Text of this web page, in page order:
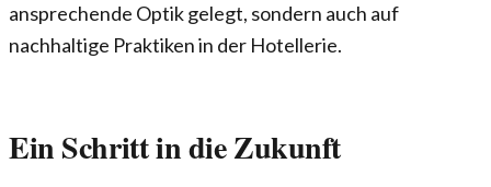
ansprechende Optik gelegt, sondern auch auf
nachhaltige Praktiken in der Hotellerie.
Ein Schritt in die Zukunft